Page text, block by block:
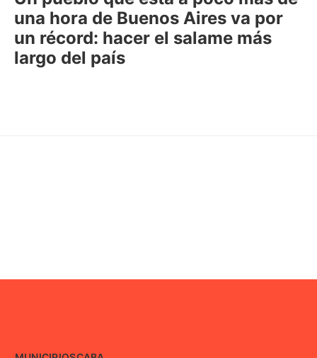
una hora de Buenos Aires va por
un récord: hacer el salame más
largo del país